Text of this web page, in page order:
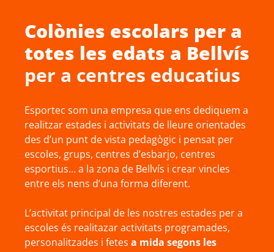
Colònies escolars per a
totes les edats a Bellvís
per a centres educatius
Esportec som una empresa que ens dediquem a
realitzar estades i activitats de lleure orientades
des d’un punt de vista pedagògic i pensat per
escoles, grups, centres d’esbarjo, centres
esportius… a la zona de Bellvís i crear vincles
entre els nens d’una forma diferent.
L’activitat principal de les nostres estades per a
escoles és realitazar activitats programades,
personalitzades i fetes a mida segons les